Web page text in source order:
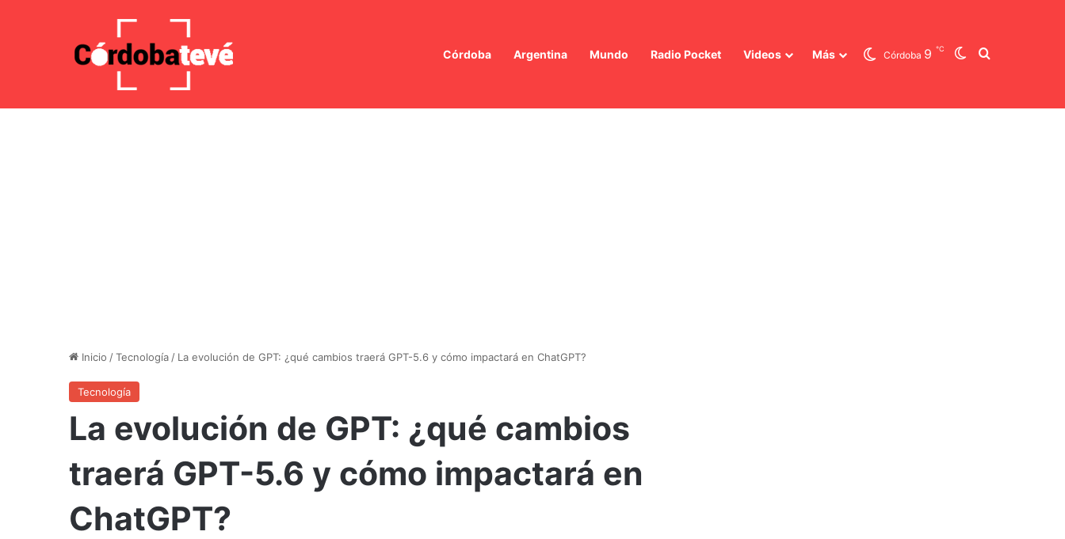
Córdoba Argentina Mundo Radio Pocket Videos Más Córdoba 9 ℃ Switch skin
Buscar
8 agosto 2026, 4:03 AM Noticias de última hora Javier Milei y Abelardo De la Espriella: Un Encuentro Histórico en Colombia
Inicio /Tecnología / La evolución de GPT: ¿qué cambios traerá GPT-5.6 y cómo impactará en ChatGPT?
Tecnología
La evolución de GPT: ¿qué cambios
traerá GPT-5.6 y cómo impactará en
ChatGPT?